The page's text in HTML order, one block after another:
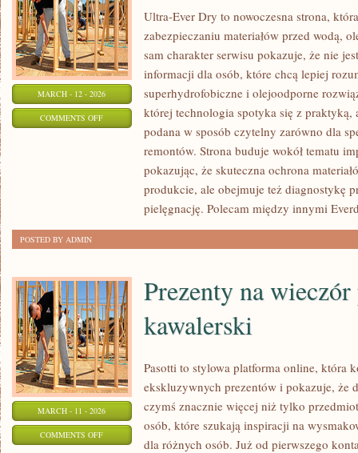
MARCH - 12 - 2026
COMMENTS OFFON
Ultra-Ever Dry to nowoczesna strona,
zabezpieczaniu materiałów przed wodą,
sam charakter serwisu pokazuje, że nie
informacji dla osób, które chcą lepiej
superhydrofobiczne i olejoodporne
której technologia spotyka się z praktyką,
podana w sposób czytelny zarówno dla
remontów. Strona buduje wokół tematu
pokazując, że skuteczna ochrona
produkcie, ale obejmuje też diagnostykę
pielęgnację. Polecam między innymi
POSTED BY ADMIN
MARCH - 11 - 2026
COMMENTS OFFON
Prezenty na
kawalerski
Pasotti to stylowa platforma online, która
ekskluzywnych prezentów i pokazuje, że
czymś znacznie więcej niż tylko
osób, które szukają inspiracji na
dla różnych osób. Już od pierwszego